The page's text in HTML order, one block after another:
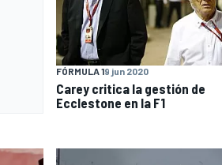
FÓRMULA 19 jun 2020
Carey critica la gestión de
Ecclestone en la F1